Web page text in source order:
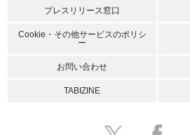
プレスリリース窓口
Cookie・その他サービスのポリシ
ー
お問い合わせ
TABIZINE